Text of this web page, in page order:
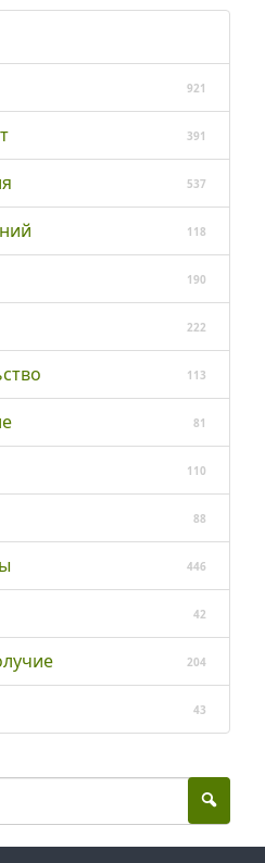
921
391
537
118
190
222
113
81
110
88
446
42
204
43